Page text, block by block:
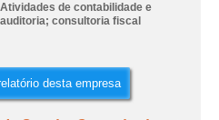
Atividades de contabilidade e
auditoria; consultoria fiscal
desta empresa